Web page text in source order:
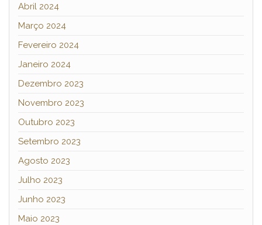
Abril 2024
Março 2024
Fevereiro 2024
Janeiro 2024
Dezembro 2023
Novembro 2023
Outubro 2023
Setembro 2023
Agosto 2023
Julho 2023
Junho 2023
Maio 2023